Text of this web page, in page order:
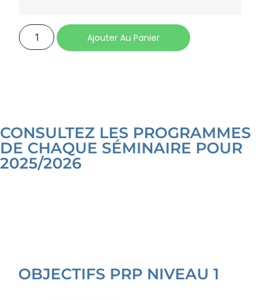
Ajouter Au Panier
CONSULTEZ LES PROGRAMMES
DE CHAQUE SÉMINAIRE POUR
2025/2026
OBJECTIFS PRP NIVEAU 1